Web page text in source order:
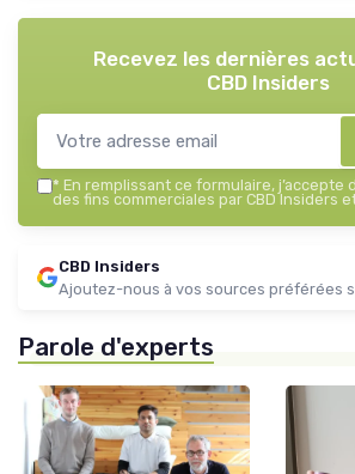
Recevez les dernières
CBD Insiders
* En remplissant ce formulaire, j’accepte
des fins commerciales par CBD Insiders
CBD Insiders
Ajoutez-nous à vos sources préférées
Parole d'experts